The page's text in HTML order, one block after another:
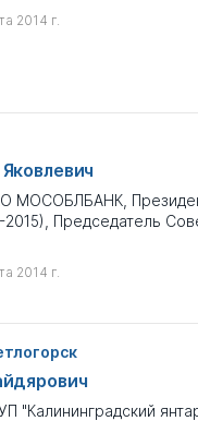
2014 г.
МОСОБЛБАНК,
Председатель
2014 г.
"Калининградский